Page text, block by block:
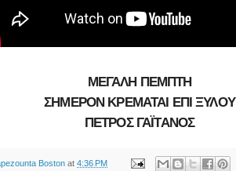
ΜΕΓΑΛΗ ΠΕΜΠΤΗ
ΣΗΜΕΡΟΝ ΚΡΕΜΑΤΑΙ ΕΠΙ ΞΥΛΟΥ
ΠΕΤΡΟΣ ΓΑΪΤΑΝΟΣ
Boston at 4:36 PM